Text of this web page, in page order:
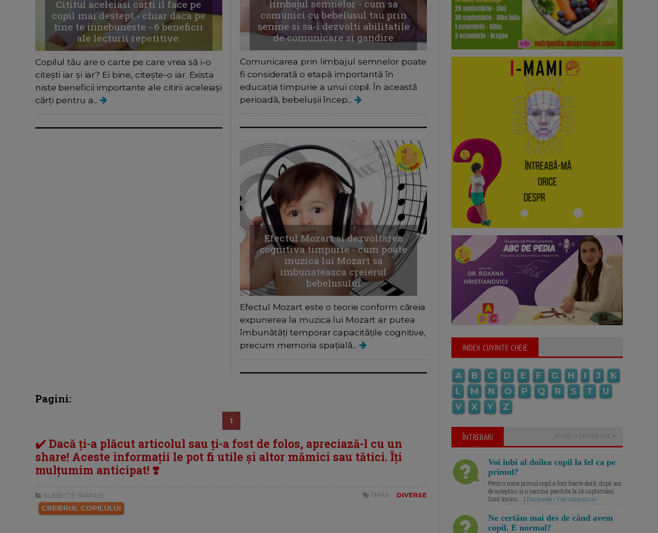
Cititul aceleiasi carti il face pe
copil mai destept - chiar daca pe
tine te innebuneste - 6 beneficii
ale lecturii repetitive.
Copilul tău are o carte pe care vrea să i-o
citești iar și iar? Ei bine, citește-o iar. Exista
niste beneficii importante ale citirii aceleiași
cărți pentru a...
limbajul semnelor - cum sa
comunici cu bebelusul tau prin
semne si sa-i dezvolti abilitatile
de comunicare si gandire
Comunicarea prin limbajul semnelor poate
fi considerată o etapă importantă în
educația timpurie a unui copil. În această
perioadă, bebelușii încep...
Efectul Mozart si dezvoltarea
cognitiva timpurie - cum poate
muzica lui Mozart sa
imbunateasca creierul
bebelusului
Efectul Mozart este o teorie conform căreia
expunerea la muzica lui Mozart ar putea
îmbunătăți temporar capacitățile cognitive,
precum memoria spațială...
Pagini:
1
✔️ Dacă ți-a plăcut articolul sau ți-a fost de folos, apreciază-l cu un
share! Aceste informații le pot fi utile și altor mămici sau tătici. Îți
mulțumim anticipat! ❣️
SUBIECTE TRATATE:
CREIERUL COPILULUI
TEMA: DIVERSE
INDEX CUVINTE CHEIE
A B C D E F G H I J
K
L
M N O P Q R S T
U
V
X Y Z
ÎNTREBARI PUNE O ÎNTREBARE
Voi iubi al doilea copil la fel ca pe
primul?
Pentru mine primul copil a fost foarte dorit, după ani
de așteptări și o sarcină pierduta la 16 săptămâni.
Sunt însărc... | Raspunde | Vezi raspunsuri
Ne certăm mai des de când avem
copil. E normal?